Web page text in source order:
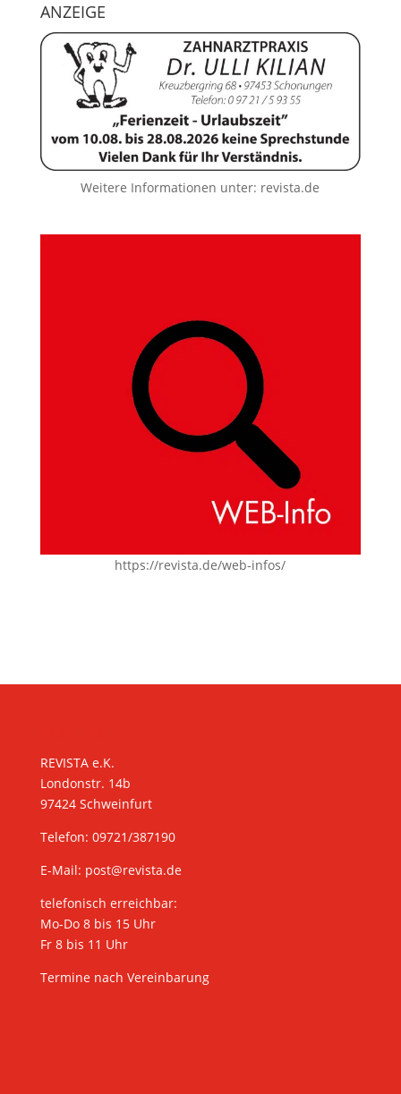
ANZEIGE
Weitere Informationen unter: revista.de
https://revista.de/web-infos/
REVISTA e.K.
Londonstr. 14b
97424 Schweinfurt
Telefon: 09721/387190
E-Mail: post@revista.de
telefonisch erreichbar:
Mo-Do 8 bis 15 Uhr
Fr 8 bis 11 Uhr
Termine nach Vereinbarung